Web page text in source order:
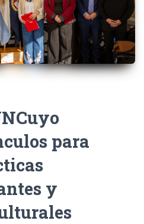
para
y